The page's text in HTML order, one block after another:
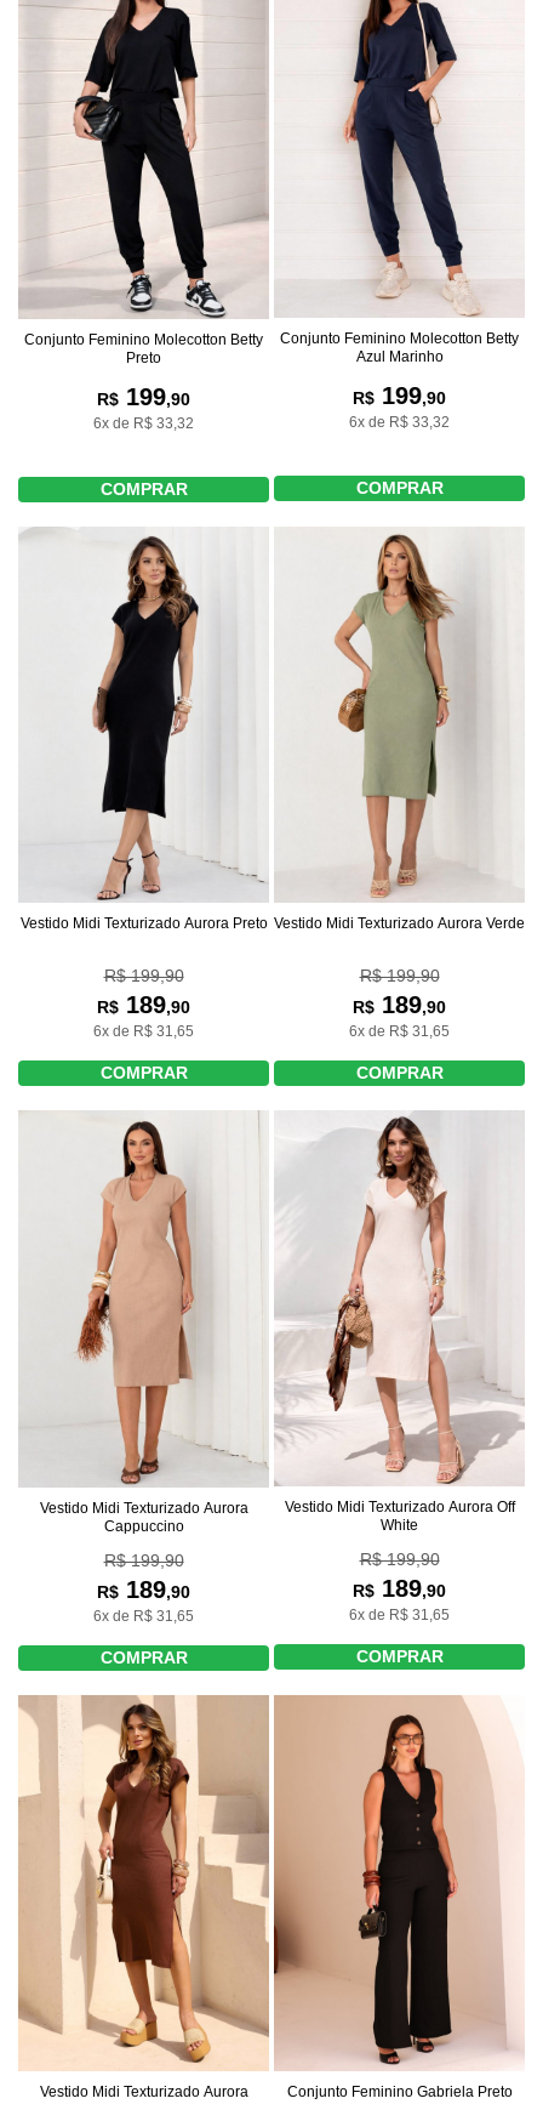
Conjunto Feminino Molecotton Betty
Preto
R$ 199,90
6x de R$ 33,32
COMPRAR
Conjunto Feminino Molecotton Betty
Azul Marinho
R$ 199,90
6x de R$ 33,32
COMPRAR
Vestido Midi Texturizado Aurora Preto
R$ 199,90
R$ 189,90
6x de R$ 31,65
COMPRAR
Vestido Midi Texturizado Aurora Verde
R$ 199,90
R$ 189,90
6x de R$ 31,65
COMPRAR
Vestido Midi Texturizado Aurora
Cappuccino
R$ 199,90
R$ 189,90
6x de R$ 31,65
COMPRAR
Vestido Midi Texturizado Aurora Off
White
R$ 199,90
R$ 189,90
6x de R$ 31,65
COMPRAR
Vestido Midi Texturizado Aurora
Conjunto Feminino Gabriela Preto